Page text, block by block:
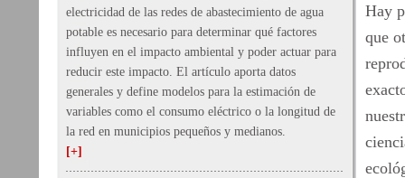
electricidad de las redes de abastecimiento de agua
potable es necesario para determinar qué factores
influyen en el impacto ambiental y poder actuar para
reducir este impacto. El artículo aporta datos
generales y define modelos para la estimación de
variables como el consumo eléctrico o la longitud de
la red en municipios pequeños y medianos.
[+]
Hay
que